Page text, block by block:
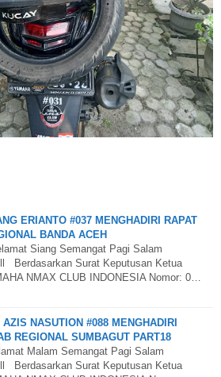
ERIANTO #037 MENGHADIRI RAPAT
BANDA ACEH
Siang Semangat Pagi Salam
Berdasarkan Surat Keputusan Ketua
NMAX CLUB INDONESIA Nomor: 0…
NASUTION #088 MENGHADIRI
REGIONAL SUMBAGUT PART18
Malam Semangat Pagi Salam
Berdasarkan Surat Keputusan Ketua